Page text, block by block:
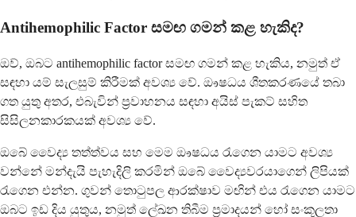
Antihemophilic Factor සමඟ ගමන් කළ හැකිද?
ඔව්, ඔබට antihemophilic factor සමඟ ගමන් කළ හැකිය, නමුත් ඒ
සඳහා යම් සැලසුම් කිරීමක් අවශ්‍ය වේ. ඖෂධය ශීතකරණයේ තබා
ගත යුතු අතර, එබැවින් ප්‍රවාහනය සඳහා අයිස් පැකට් සහිත
සිසිලනකාරකයක් අවශ්‍ය වේ.
ඔබේ වෛද්‍ය තත්ත්වය සහ මෙම ඖෂධය රැගෙන යාමට අවශ්‍ය
වන්නේ මන්දැයි පැහැදිලි කරමින් ඔබේ වෛද්‍යවරයාගෙන් ලිපියක්
රැගෙන එන්න. ගුවන් තොටුපල ආරක්ෂාව මඟින් එය රැගෙන යාමට
ඔබට ඉඩ දිය යුතුය, නමුත් ලේඛන තිබීම ප්‍රමාදයන් හෝ සංකූලතා